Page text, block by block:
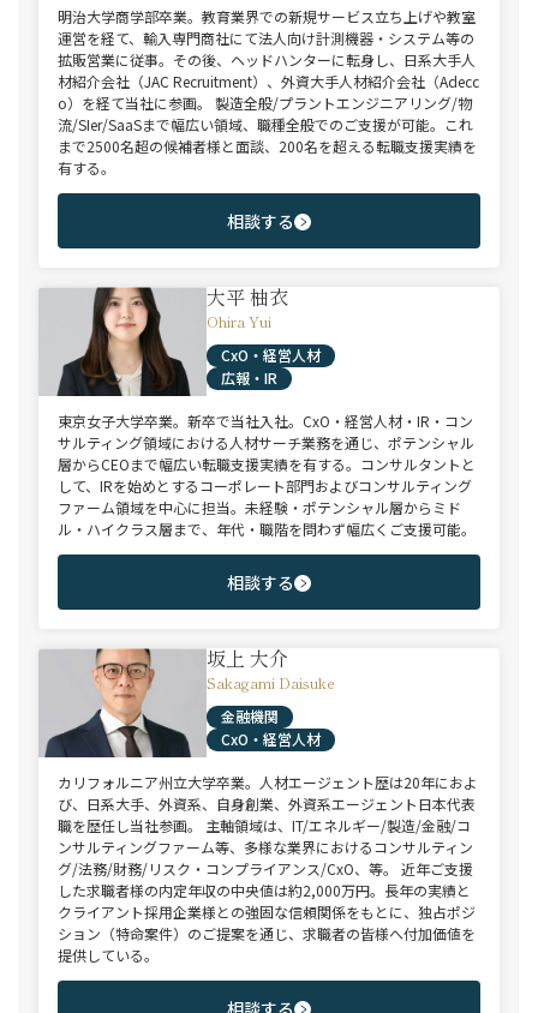
明治大学商学部卒業。教育業界での新規サービス立ち上げや教室
運営を経て、輸入専門商社にて法人向け計測機器・システム等の
拡販営業に従事。その後、ヘッドハンターに転身し、日系大手人
材紹介会社（JAC Recruitment）、外資大手人材紹介会社（Adecc
o）を経て当社に参画。 製造全般/プラントエンジニアリング/物
流/SIer/SaaSまで幅広い領域、職種全般でのご支援が可能。これ
まで2500名超の候補者様と面談、200名を超える転職支援実績を
有する。
相談する
大平 柚衣
Ohira Yui
CxO・経営人材
広報・IR
東京女子大学卒業。新卒で当社入社。CxO・経営人材・IR・コン
サルティング領域における人材サーチ業務を通じ、ポテンシャル
層からCEOまで幅広い転職支援実績を有する。コンサルタントと
して、IRを始めとするコーポレート部門およびコンサルティング
ファーム領域を中心に担当。未経験・ポテンシャル層からミド
ル・ハイクラス層まで、年代・職階を問わず幅広くご支援可能。
相談する
坂上 大介
Sakagami Daisuke
金融機関
CxO・経営人材
カリフォルニア州立大学卒業。人材エージェント歴は20年におよ
び、日系大手、外資系、自身創業、外資系エージェント日本代表
職を歴任し当社参画。 主軸領域は、IT/エネルギー/製造/金融/コ
ンサルティングファーム等、多様な業界におけるコンサルティン
グ/法務/財務/リスク・コンプライアンス/CxO、等。 近年ご支援
した求職者様の内定年収の中央値は約2,000万円。長年の実績と
クライアント採用企業様との強固な信頼関係をもとに、独占ポジ
ション（特命案件）のご提案を通じ、求職者の皆様へ付加価値を
提供している。
相談する